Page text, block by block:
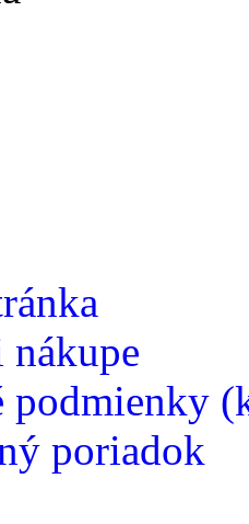
nákupe
podmienky
poriadok